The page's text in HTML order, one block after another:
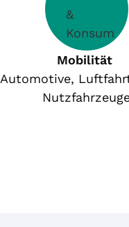
Mobilität
Automotive,